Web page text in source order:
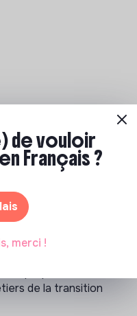
qui recrutent
- Rungis - CDI - Autres -
de la transition
de vouloir
Français ?
merci !